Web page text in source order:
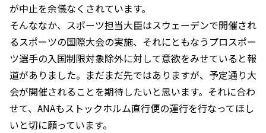
が中止を余儀なくされています。
そんななか、スポーツ担当大臣はスウェーデンで開催され
るスポーツの国際大会の実施、それにともなうプロスポー
ツ選手の入国制限対象除外に対して意欲をみせていると報
道がありました。まだまだ先ではありますが、予定通り大
会が開催されることを期待したいと思います。それに合わ
せて、ANAもストックホルム直行便の運行を行なってほし
いと切に願っています。